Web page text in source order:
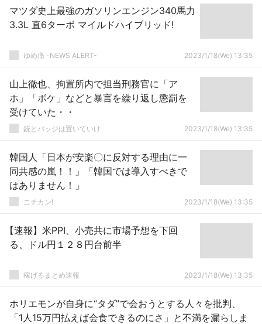
マツダ史上最強のガソリンエンジン340馬力
3.3L 直6ターボ マイルドハイブリッド!
ゆめ痛 -NEWS ALERT- 2023/1/18(We) 13:35
山上徹也、拘置所内で担当刑務官に「ア
ホ」「ボケ」などと暴言を繰り返し懲罰を
受けていた・・
銃とバッジは置いていけ 2023/1/18(We) 13:35
韓国人「日本が安楽〇に反対する理由に一
同共感の嵐！！」「韓国では導入すべきで
はありません！」
ニチカン! 2023/1/18(We) 13:35
【速報】米PPI、小売共に市場予想を下回
る、ドル円１２８円台前半
稼げるまとめ速報 2023/1/18(We) 13:35
ホリエモンが自身に“タダ”で会おうとする人々を批判、
「1人15万円払えば会食できるのにさ」と不満を漏らしま